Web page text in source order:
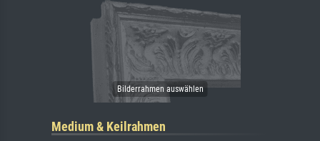
Medium & Keilrahmen